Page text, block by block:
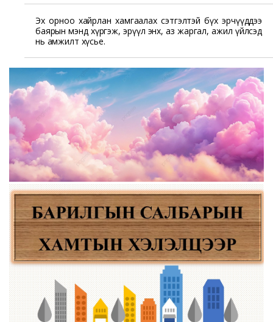
Эх орноо хайрлан хамгаалах сэтгэлтэй бүх эрчүүддээ
баярын мэнд хүргэж, эрүүл энх, аз жаргал, ажил үйлсэд
нь амжилт хүсье.